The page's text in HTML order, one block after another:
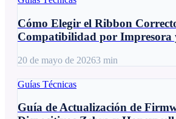
Cómo Elegir el Ribbon
Compatibilidad por Impresora
20 de mayo de 20263 min
Guías Técnicas
Guía de Actualización de